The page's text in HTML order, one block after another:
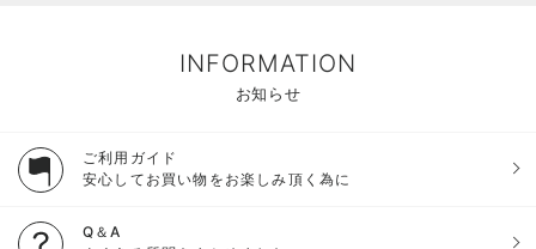
INFORMATION
お知らせ
ご利用ガイド
安心してお買い物をお楽しみ頂く為に
Q＆A